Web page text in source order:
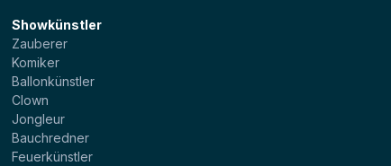
Showkünstler
Zauberer
Komiker
Ballonkünstler
Clown
Jongleur
Bauchredner
Feuerkünstler